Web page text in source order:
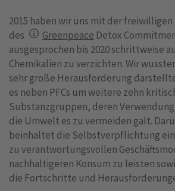
2015 haben wir uns mit der
des
Greenpeace Detox
ausgesprochen bis 2020 schrittweise
Chemikalien zu verzichten. Wir
sehr große Herausforderung
es neben PFCs um weitere zehn
Substanzgruppen, deren
die Umwelt es zu vermeiden galt.
beinhaltet die Selbstverpflichtung
zu verantwortungsvollen
nachhaltigeren Konsum zu leisten
die Fortschritte und